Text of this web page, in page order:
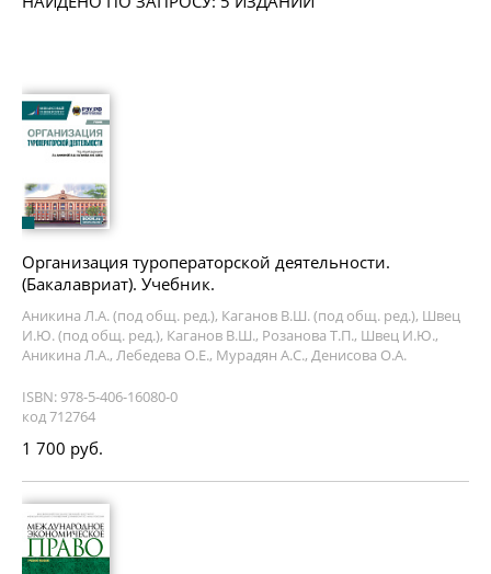
Организация туроператорской деятельности.
(Бакалавриат). Учебник.
Аникина Л.А. (под общ. ред.), Каганов В.Ш. (под общ. ред.), Швец
И.Ю. (под общ. ред.), Каганов В.Ш., Розанова Т.П., Швец И.Ю.,
Аникина Л.А., Лебедева О.Е., Мурадян А.С., Денисова О.А.
ISBN: 978-5-406-16080-0
код 712764
1 700 руб.